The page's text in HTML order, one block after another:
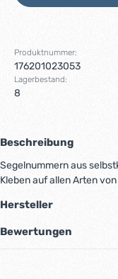
Produktnummer:
176201023053
Lagerbestand:
8
Beschreibung
Segelnummern aus
Kleben auf allen Arten
Hersteller
Bewertungen